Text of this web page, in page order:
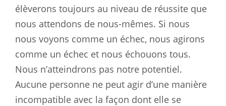
élèverons toujours au niveau de réussite que
nous attendons de nous-mêmes. Si nous
nous voyons comme un échec, nous agirons
comme un échec et nous échouons tous.
Nous n’atteindrons pas notre potentiel.
Aucune personne ne peut agir d’une manière
incompatible avec la façon dont elle se